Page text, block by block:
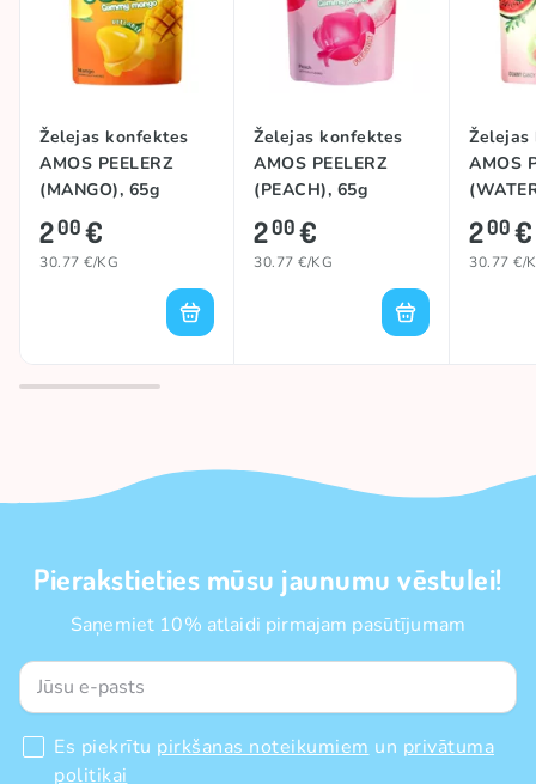
Želejas konfektes
AMOS PEELERZ
(MANGO), 65g
200€
30.77 €/KG
Želejas konfektes
AMOS PEELERZ
(PEACH), 65g
200€
30.77 €/KG
Želejas
AMOS
65g
200€
30.77 €/
Pierakstieties mūsu jaunumu vēstulei!
Saņemiet 10% atlaidi pirmajam pasūtījumam
Es piekrītu pirkšanas noteikumiem un privātuma
politikai